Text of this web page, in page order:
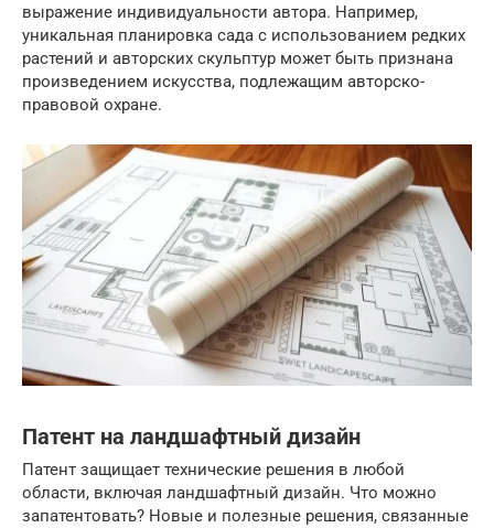
выражение индивидуальности автора. Например,
уникальная планировка сада с использованием редких
растений и авторских скульптур может быть признана
произведением искусства, подлежащим авторско-
правовой охране.
Патент на ландшафтный дизайн
Патент защищает технические решения в любой
области, включая ландшафтный дизайн. Что можно
запатентовать? Новые и полезные решения, связанные